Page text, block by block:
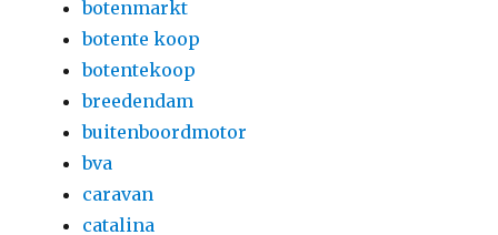
botenmarkt
botente koop
botentekoop
breedendam
buitenboordmotor
bva
caravan
catalina